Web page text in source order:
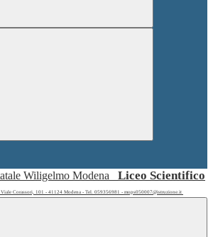
Liceo Scientifico
Viale Corassori, 101 - 41124 Modena - Tel. 059356981 - mops050007@istruzione.it